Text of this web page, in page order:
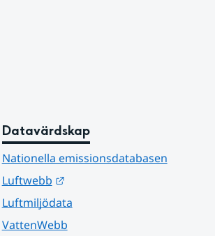
Datavärdskap
Nationella emissionsdatabasen
Luftwebb
Länk till annan webbplats.
Luftmiljödata
VattenWebb